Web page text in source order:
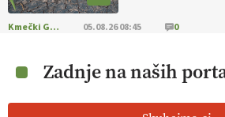
Kmečki Glas 05.08.26 08:45 0
Zadnje na naših